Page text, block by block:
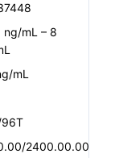
ng/mL – 8
mL
2400.00.00